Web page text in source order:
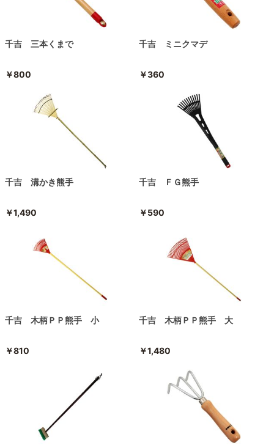
千吉 三本くまで
￥800
千吉 ミニクマデ
￥360
千吉 溝かき熊手
￥1,490
千吉 ＦＧ熊手
￥590
千吉 木柄ＰＰ熊手 小
￥810
千吉 木柄ＰＰ熊手 大
￥1,480